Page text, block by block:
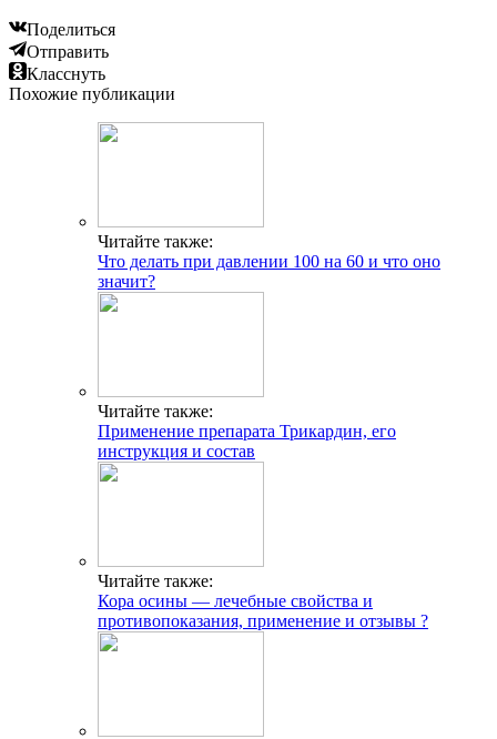
Поделиться
Отправить
Класснуть
Похожие публикации
Читайте также:
Что делать при давлении 100 на 60 и что оно
значит?
Читайте также:
Применение препарата Трикардин, его
инструкция и состав
Читайте также:
Кора осины — лечебные свойства и
противопоказания, применение и отзывы ?